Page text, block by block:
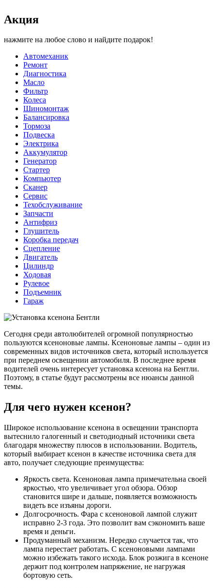
Акция
нажмите на любое слово и найдите подарок!
Автомеханик
Ремонт
Диагностика
Масло
Фильтр
Колеса
Шиномонтаж
Балансировка
Тормоза
Подвеска
Электрика
Аккумулятор
Генератор
Стартер
Компьютер
Сканер
Сервис
Техобслуживание
Запчасти
Антифриз
Глушитель
Коробка передач
Сцепление
Двигатель
Цилиндр
Ходовая
Рулевое
Подъемник
Гараж
Сегодня среди автолюбителей огромной популярностью
пользуются ксеноновые лампы. Ксеноновые лампы – один из
современных видов источников света, который используется
при переднем освещении автомобиля. В последнее время
водителей очень интересует установка ксенона на Бентли.
Поэтому, в статье будут рассмотрены все нюансы данной
темы.
Для чего нужен ксенон?
Широкое использование ксенона в освещении транспорта
вытеснило галогенный и светодиодный источники света
благодаря множеству плюсов в использовании. Водитель,
который выбирает ксенон в качестве источника света для
авто, получает следующие преимущества:
Яркость света. Ксеноновая лампа примечательна своей
яркостью, что увеличивает угол обзора. Обзор
становится шире и дальше, появляется возможность
видеть все изъяны дороги.
Долгосрочность. Фара с ксеноновой лампой служит
исправно 2-3 года. Это позволит вам сэкономить ваше
время и деньги.
Продуманный механизм. Нередко случается так, что
лампа перестает работать. С ксеноновыми лампами
можно избежать такого исхода. Блок розжига в ксеноне
держит под контролем напряжение, не нагружая
бортовую сеть.